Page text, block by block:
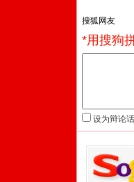
*用搜狗
设为辩论